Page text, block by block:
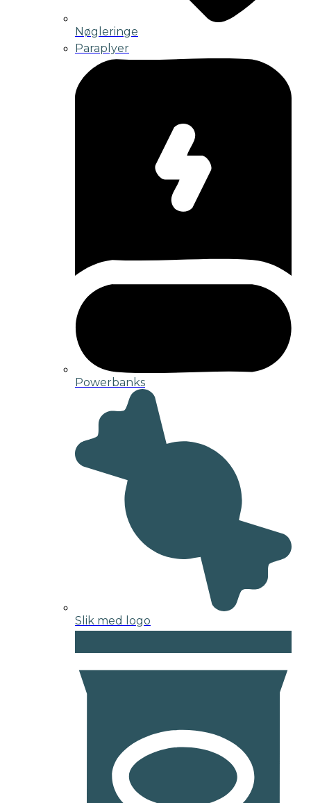
Nøgleringe
Paraplyer
Powerbanks
Slik med logo